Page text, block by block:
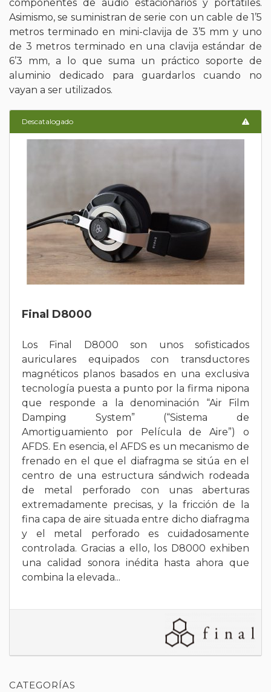
componentes de audio estacionarios y portátiles.
Asimismo, se suministran de serie con un cable de 1’5
metros terminado en mini-clavija de 3’5 mm y uno
de 3 metros terminado en una clavija estándar de
6’3 mm, a lo que suma un práctico soporte de
aluminio dedicado para guardarlos cuando no
vayan a ser utilizados.
Descatalogado
Final D8000
Los Final D8000 son unos sofisticados
auriculares equipados con transductores
magnéticos planos basados en una exclusiva
tecnología puesta a punto por la firma nipona
que responde a la denominación “Air Film
Damping System” (“Sistema de
Amortiguamiento por Película de Aire”) o
AFDS. En esencia, el AFDS es un mecanismo de
frenado en el que el diafragma se sitúa en el
centro de una estructura sándwich rodeada
de metal perforado con unas aberturas
extremadamente precisas, y la fricción de la
fina capa de aire situada entre dicho diafragma
y el metal perforado es cuidadosamente
controlada. Gracias a ello, los D8000 exhiben
una calidad sonora inédita hasta ahora que
combina la elevada...
CATEGORÍAS